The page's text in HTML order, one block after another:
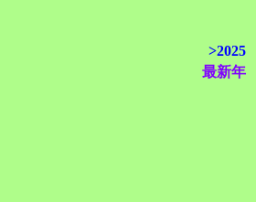
>2025
最新年